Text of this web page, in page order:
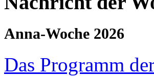
Anna-Woche 2026
Das Programm